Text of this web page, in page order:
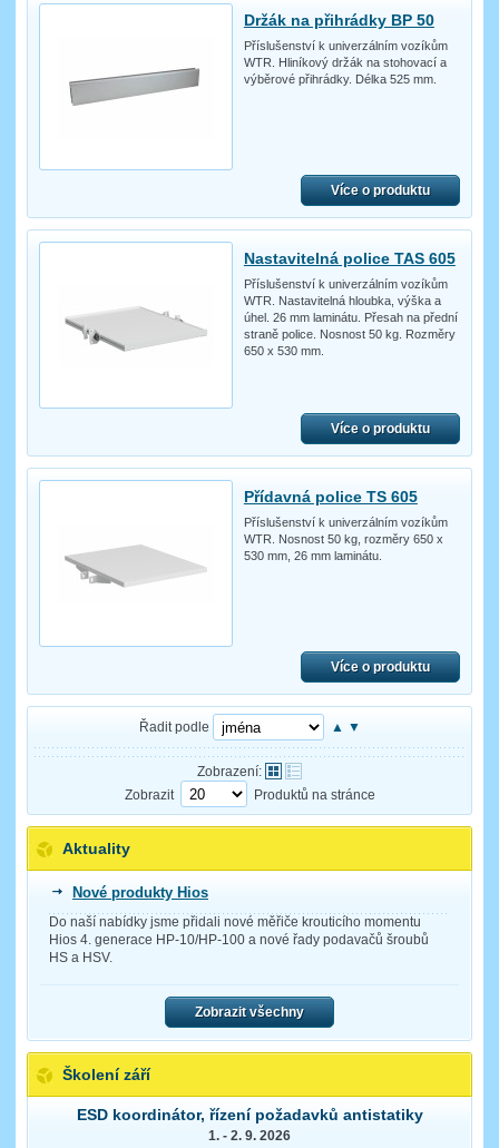
Držák na přihrádky BP 50
Příslušenství k univerzálním vozíkům
WTR. Hliníkový držák na stohovací a
výběrové přihrádky. Délka 525 mm.
Více o produktu
Nastavitelná police TAS 605
Příslušenství k univerzálním vozíkům
WTR. Nastavitelná hloubka, výška a
úhel. 26 mm laminátu. Přesah na přední
straně police. Nosnost 50 kg. Rozměry
650 x 530 mm.
Více o produktu
Přídavná police TS 605
Příslušenství k univerzálním vozíkům
WTR. Nosnost 50 kg, rozměry 650 x
530 mm, 26 mm laminátu.
Více o produktu
Řadit podle ▲ ▼
Zobrazení:
Zobrazit
Produktů na stránce
Aktuality
Nové produkty Hios
Do naší nabídky jsme přidali nové měřiče krouticího momentu
Hios 4. generace HP-10/HP-100 a nové řady podavačů šroubů
HS a HSV.
Zobrazit všechny
Školení září
ESD koordinátor, řízení požadavků antistatiky
1. - 2. 9. 2026